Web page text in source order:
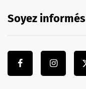
Soyez informés